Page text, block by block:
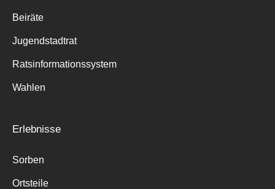
Beiräte
Jugendstadtrat
Ratsinformationssystem
Wahlen
Erlebnisse
Sorben
Ortsteile